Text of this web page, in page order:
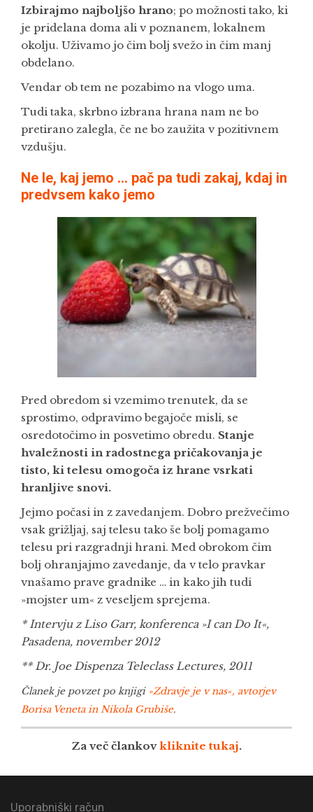
Izbirajmo najboljšo hrano; po možnosti tako, ki
je pridelana doma ali v poznanem, lokalnem
okolju. Uživamo jo čim bolj svežo in čim manj
obdelano.
Vendar ob tem ne pozabimo na vlogo uma.
Tudi taka, skrbno izbrana hrana nam ne bo
pretirano zalegla, če ne bo zaužita v pozitivnem
vzdušju.
Ne le, kaj jemo … pač pa tudi zakaj, kdaj in
predvsem kako jemo
Pred obredom si vzemimo trenutek, da se
sprostimo, odpravimo begajoče misli, se
osredotočimo in posvetimo obredu. Stanje
hvaležnosti in radostnega pričakovanja je
tisto, ki telesu omogoča iz hrane vsrkati
hranljive snovi.
Jejmo počasi in z zavedanjem. Dobro prežvečimo
vsak grižljaj, saj telesu tako še bolj pomagamo
telesu pri razgradnji hrani. Med obrokom čim
bolj ohranjajmo zavedanje, da v telo pravkar
vnašamo prave gradnike … in kako jih tudi
»mojster um« z veseljem sprejema.
* Intervju z Liso Garr, konferenca »I can Do It«,
Pasadena, november 2012
** Dr. Joe Dispenza Teleclass Lectures, 2011
Članek je povzet po knjigi »Zdravje je v nas«, avtorjev
Borisa Veneta in Nikola Grubiše.
Za več člankovkliknite tukaj.
Uporabniški račun